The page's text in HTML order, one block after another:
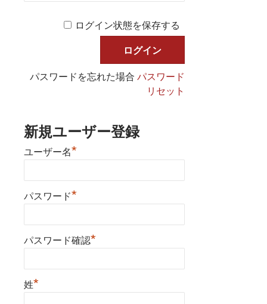
ログイン状態を保存する
パスワードを忘れた場合パスワード
リセット
新規ユーザー登録
ユーザー名*
パスワード*
パスワード確認*
姓*